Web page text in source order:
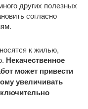
других полезных
согласно
к жилью,
Некачественное
может привести
увеличивать